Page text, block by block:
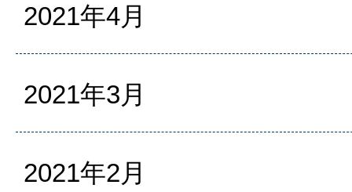
2021年4月
2021年3月
2021年2月